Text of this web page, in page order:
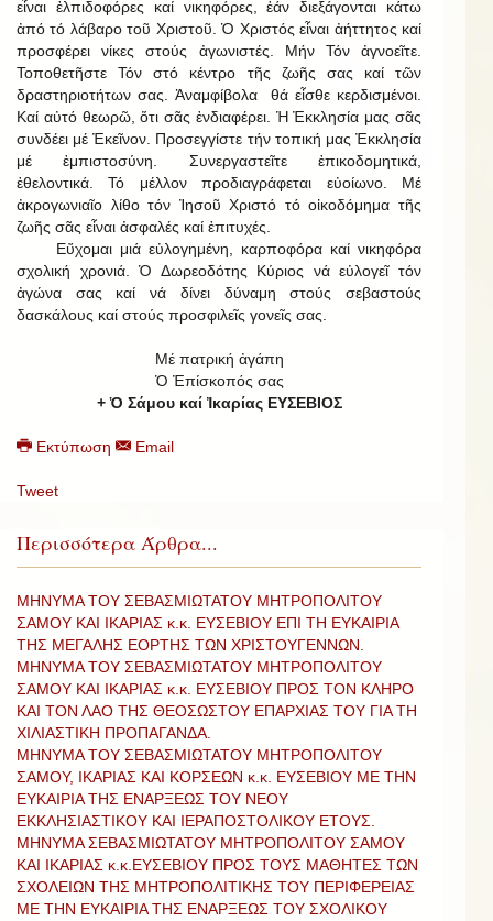
εἶναι ἐλπιδοφόρες καί νικηφόρες, ἐάν διεξάγονται κάτω
ἀπό τό λάβαρο τοῦ Χριστοῦ. Ὁ Χριστός εἶναι ἀήττητος καί
προσφέρει νίκες στούς ἀγωνιστές. Μήν Τόν ἀγνοεῖτε.
Τοποθετῆστε Τόν στό κέντρο τῆς ζωῆς σας καί τῶν
δραστηριοτήτων σας. Ἀναμφίβολα θά εἶσθε κερδισμένοι.
Καί αὐτό θεωρῶ, ὅτι σᾶς ἐνδιαφέρει. Ἡ Ἐκκλησία μας σᾶς
συνδέει μέ Ἐκεῖνον. Προσεγγίστε τήν τοπική μας Ἐκκλησία
μέ ἐμπιστοσύνη. Συνεργαστεῖτε ἐπικοδομητικά,
ἐθελοντικά. Τό μέλλον προδιαγράφεται εὐοίωνο. Μέ
ἀκρογωνιαῖο λίθο τόν Ἰησοῦ Χριστό τό οἰκοδόμημα τῆς
ζωῆς σᾶς εἶναι ἀσφαλές καί ἐπιτυχές.
Εὔχομαι μιά εὐλογημένη, καρποφόρα καί νικηφόρα
σχολική χρονιά. Ὁ Δωρεοδότης Κύριος νά εὐλογεῖ τόν
ἀγώνα σας καί νά δίνει δύναμη στούς σεβαστούς
δασκάλους καί στούς προσφιλεῖς γονεῖς σας.
Μέ πατρική ἀγάπη
Ὁ Ἐπίσκοπός σας
+ Ὁ Σάμου καί Ἰκαρίας ΕΥΣΕΒΙΟΣ
Εκτύπωση Email
Tweet
Περισσότερα Άρθρα...
ΜΗΝΥΜΑ ΤΟΥ ΣΕΒΑΣΜΙΩΤΑΤΟΥ ΜΗΤΡΟΠΟΛΙΤΟΥ
ΣΑΜΟΥ ΚΑΙ ΙΚΑΡΙΑΣ κ.κ. ΕΥΣΕΒΙΟΥ ΕΠΙ ΤΗ ΕΥΚΑΙΡΙΑ
ΤΗΣ ΜΕΓΑΛΗΣ ΕΟΡΤΗΣ ΤΩΝ ΧΡΙΣΤΟΥΓΕΝΝΩΝ.
ΜΗΝΥΜΑ ΤΟΥ ΣΕΒΑΣΜΙΩΤΑΤΟΥ ΜΗΤΡΟΠΟΛΙΤΟΥ
ΣΑΜΟΥ ΚΑΙ ΙΚΑΡΙΑΣ κ.κ. ΕΥΣΕΒΙΟΥ ΠΡΟΣ ΤΟΝ ΚΛΗΡΟ
ΚΑΙ ΤΟΝ ΛΑΟ ΤΗΣ ΘΕΟΣΩΣΤΟΥ ΕΠΑΡΧΙΑΣ ΤΟΥ ΓΙΑ ΤΗ
ΧΙΛΙΑΣΤΙΚΗ ΠΡΟΠΑΓΑΝΔΑ.
ΜΗΝΥΜΑ ΤΟΥ ΣΕΒΑΣΜΙΩΤΑΤΟΥ ΜΗΤΡΟΠΟΛΙΤΟΥ
ΣΑΜΟΥ, ΙΚΑΡΙΑΣ ΚΑΙ ΚΟΡΣΕΩΝ κ.κ. ΕΥΣΕΒΙΟΥ ΜΕ ΤΗΝ
ΕΥΚΑΙΡΙΑ ΤΗΣ ΕΝΑΡΞΕΩΣ ΤΟΥ ΝΕΟΥ
ΕΚΚΛΗΣΙΑΣΤΙΚΟΥ ΚΑΙ ΙΕΡΑΠΟΣΤΟΛΙΚΟΥ ΕΤΟΥΣ.
ΜΗΝΥΜΑ ΣΕΒΑΣΜΙΩΤΑΤΟΥ ΜΗΤΡΟΠΟΛΙΤΟΥ ΣΑΜΟΥ
ΚΑΙ ΙΚΑΡΙΑΣ κ.κ.ΕΥΣΕΒΙΟΥ ΠΡΟΣ ΤΟΥΣ ΜΑΘΗΤΕΣ ΤΩΝ
ΣΧΟΛΕΙΩΝ ΤΗΣ ΜΗΤΡΟΠΟΛΙΤΙΚΗΣ ΤΟΥ ΠΕΡΙΦΕΡΕΙΑΣ
ΜΕ ΤΗΝ ΕΥΚΑΙΡΙΑ ΤΗΣ ΕΝΑΡΞΕΩΣ ΤΟΥ ΣΧΟΛΙΚΟΥ